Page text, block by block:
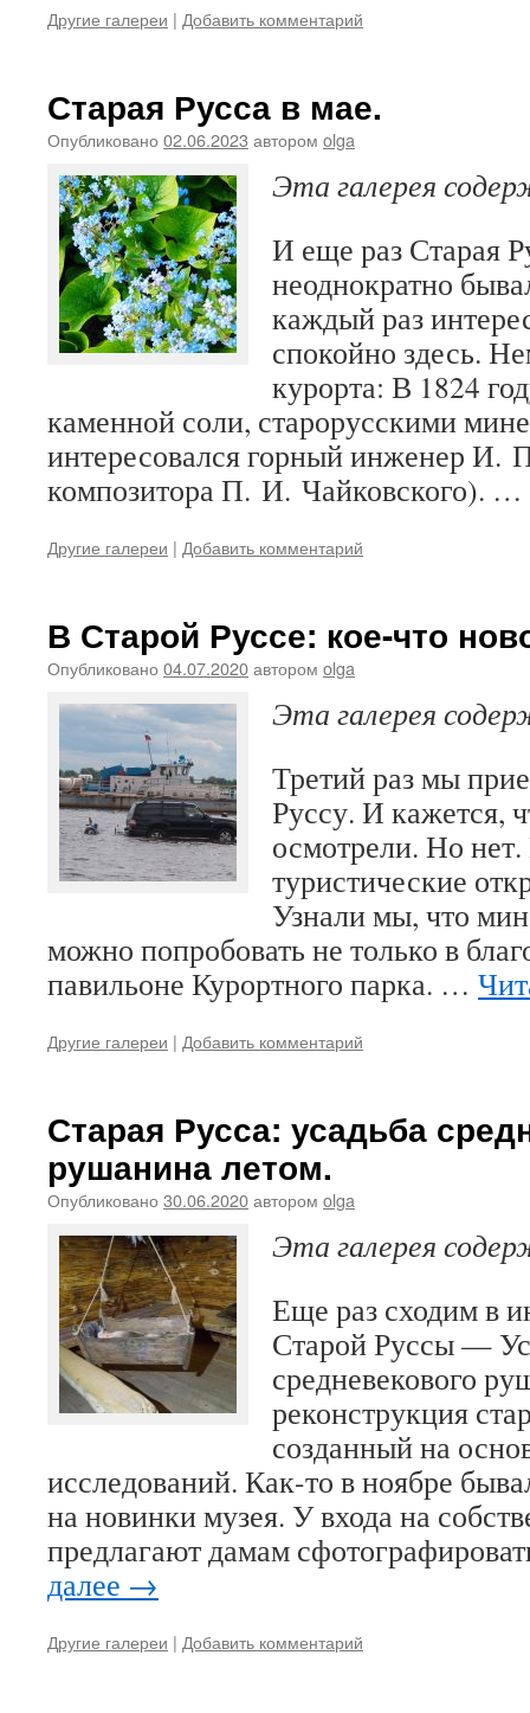
Другие галереи | Добавить комментарий
Старая Русса в мае.
Опубликовано 02.06.2023 автором olga
Эта галерея
И еще раз Старая
неоднократно
каждый раз
спокойно здесь.
курорта: В 1824
каменной соли, старорусскими
интересовался горный инженер И.
композитора П. И. Чайковского). …
Другие галереи | Добавить комментарий
В Старой Руссе: кое-что
Опубликовано 04.07.2020автором olga
Эта галерея
Третий раз мы
Руссу. И кажется,
осмотрели. Но
туристические
Узнали мы, что
можно попробовать не только в
павильоне Курортного парка. …
Другие галереи | Добавить комментарий
Старая Русса: усадьба
рушанина летом.
Опубликовано 30.06.2020автором olga
Эта галерея
Еще раз сходим в
Старой Руссы —
средневекового
реконструкция
созданный на
исследований. Как-то в ноябре
на новинки музея. У входа на
предлагают дамам
далее →
Другие галереи | Добавить комментарий